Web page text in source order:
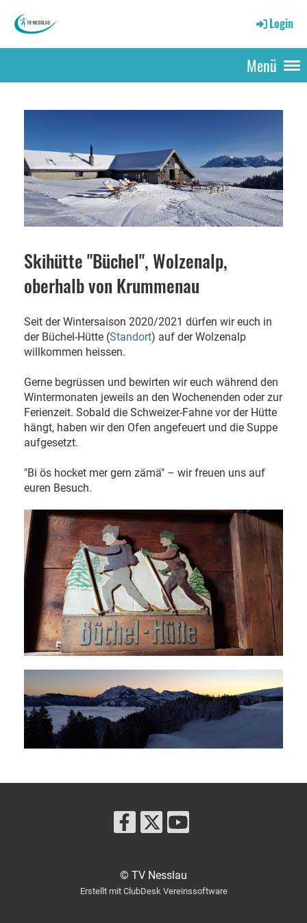
Login
Menü
Skihütte "Büchel", Wolzenalp,
oberhalb von Krummenau
Seit der Wintersaison 2020/2021 dürfen wir euch in
der Büchel-Hütte (Standort) auf der Wolzenalp
willkommen heissen.
Gerne begrüssen und bewirten wir euch während den
Wintermonaten jeweils an den Wochenenden oder zur
Ferienzeit. Sobald die Schweizer-Fahne vor der Hütte
hängt, haben wir den Ofen angefeuert und die Suppe
aufgesetzt.
"Bi ös hocket mer gern zämä" – wir freuen uns auf
euren Besuch.
© TV Nesslau
Erstellt mit ClubDesk Vereinssoftware